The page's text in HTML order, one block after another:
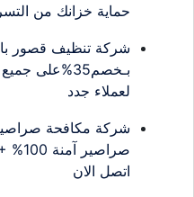
حماية خزانك من
لعملاء جدد
شركة مكافحة
اتصل الان